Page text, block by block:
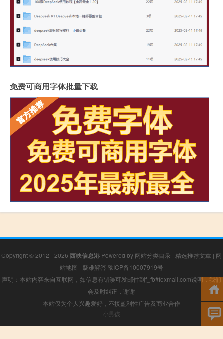
免费可商用字体批量下载
Copyright © 2012 - 2026 西峡信息港 Powered by 网站分类目录 | 精选推荐文章 | 网
站地图 | 疑难解答 豫ICP备10007919号
声明：本站内容来自互联网，如信息有错误可发邮件到f_fb#foxmail.com说明，我们
会及时纠正，谢谢
本站仅为个人兴趣爱好，不接盈利性广告及商业合作
小男孩